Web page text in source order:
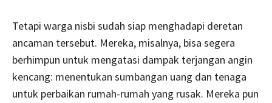
Tetapi warga nisbi sudah siap menghadapi deretan
ancaman tersebut. Mereka, misalnya, bisa segera
berhimpun untuk mengatasi dampak terjangan angin
kencang: menentukan sumbangan uang dan tenaga
untuk perbaikan rumah-rumah yang rusak. Mereka pun